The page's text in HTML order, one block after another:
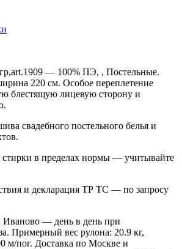
— 100% ПЭ, , Постельные.
220 см. Особое переплетение
блестящую лицевую сторону и
свадебного постельного белья и
стирки в пределах нормы — учитывайте
и декларация ТР ТС — по запросу
Иваново — день в день при
Примерный вес рулона: 20.9 кг,
м/пог. Доставка по Москве и